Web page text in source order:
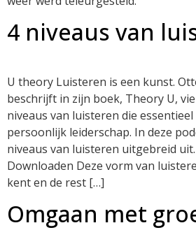
4 niveaus van
U theory Luisteren is een kunst.
beschrijft in zijn boek, Theory U,
niveaus van luisteren die
persoonlijk leiderschap. In deze
niveaus van luisteren uitgebreid
Downloaden Deze vorm van
kent en de rest […]
Omgaan met